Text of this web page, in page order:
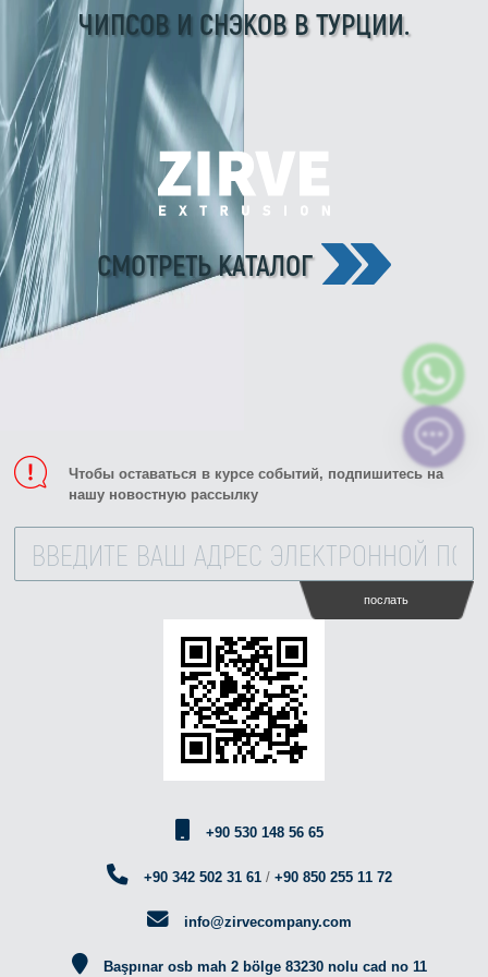
ЧИПСОВ И СНЭКОВ В ТУРЦИИ.
СМОТРЕТЬ КАТАЛОГ
Чтобы оставаться в курсе событий, подпишитесь на
нашу новостную рассылку
послать
+90 530 148 56 65
+90 342 502 31 61/ +90 850 255 11 72
info@zirvecompany.com
Başpınar osb mah 2 bölge 83230 nolu cad no 11